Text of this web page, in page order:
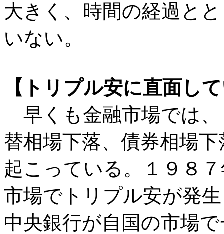
大きく、時間の経過と
いない。
【トリプル安に直面し
早くも金融市場では
替相場下落、債券相場
起こっている。１９８
市場でトリプル安が発
中央銀行が自国の市場